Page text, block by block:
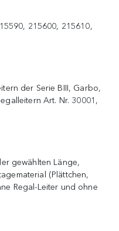
215600, 215610,
der Serie BIII, Garbo,
Art. Nr. 30001,
gewählten Länge,
(Plättchen,
Regal-Leiter und ohne